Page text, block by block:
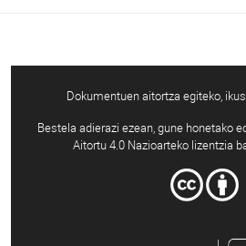
Dokumentuen aitortza egiteko,
Bestela adierazi ezean, gune honetako
Aitortu 4.0 Nazioarteko lizentzia